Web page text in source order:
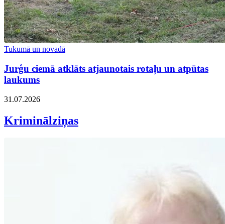
Tukumā un novadā
Jurģu ciemā atklāts atjaunotais rotaļu un atpūtas
laukums
31.07.2026
Kriminālziņas